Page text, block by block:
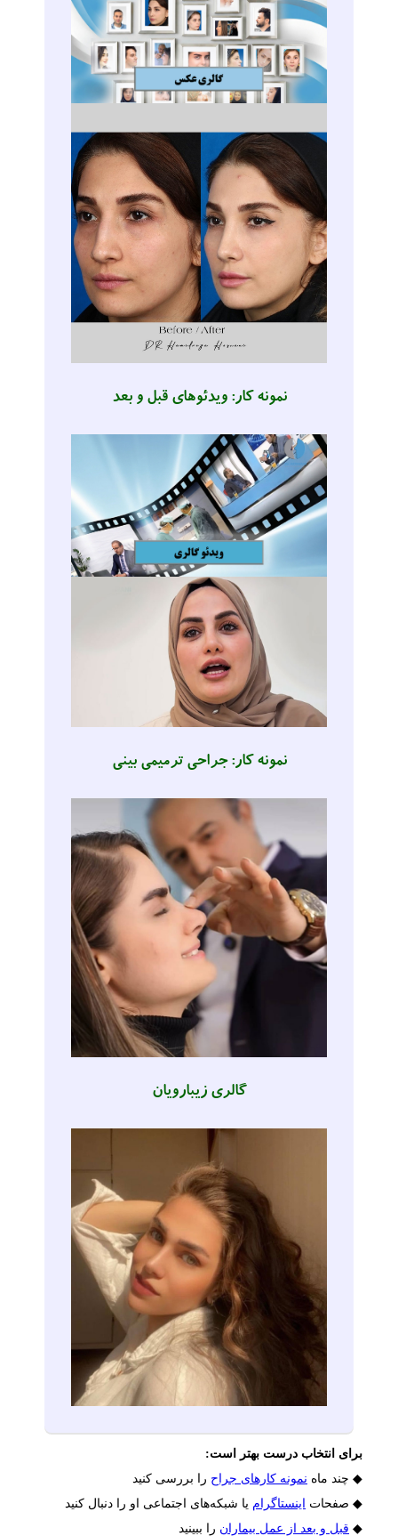
نمونه کار: ویدئوهای قبل و بعد
نمونه کار: جراحی ترمیمی بینی
گالری زیبارویان
برای انتخاب درست بهتر است:
◆ چند ماه نمونه کارهای جراح را بررسی کنید
◆ صفحات اینستاگرام یا شبکه‌های اجتماعی او را دنبال کنید
◆ قبل و بعد از عمل بیماران را ببینید